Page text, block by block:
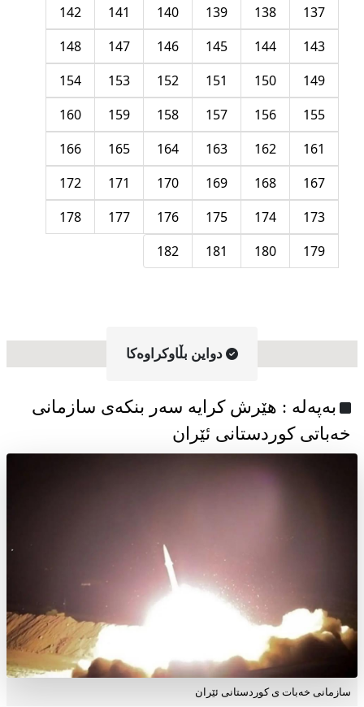
137
138
139
140
141
142
143
144
145
146
147
148
149
150
151
152
153
154
155
156
157
158
159
160
161
162
163
164
165
166
167
168
169
170
171
172
173
174
175
176
177
178
179
180
181
182
دواین بڵاوکراوه‌کا
به‌په‌له‌ : هێرش کرایە سەر بنکەی سازمانی
خەباتی کوردستانی ئێران
سازمانی خەبات ی کوردستانی ئێران